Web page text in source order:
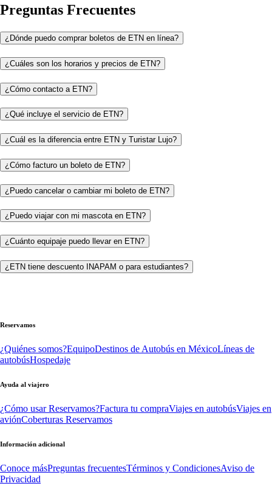
Preguntas Frecuentes
¿Dónde puedo comprar boletos de ETN en línea?
¿Cuáles son los horarios y precios de ETN?
¿Cómo contacto a ETN?
¿Qué incluye el servicio de ETN?
¿Cuál es la diferencia entre ETN y Turistar Lujo?
¿Cómo facturo un boleto de ETN?
¿Puedo cancelar o cambiar mi boleto de ETN?
¿Puedo viajar con mi mascota en ETN?
¿Cuánto equipaje puedo llevar en ETN?
¿ETN tiene descuento INAPAM o para estudiantes?
Reservamos
¿Quiénes somos?EquipoDestinos de Autobús en MéxicoLíneas de
autobúsHospedaje
Ayuda al viajero
¿Cómo usar Reservamos?Factura tu compraViajes en autobúsViajes en
aviónCoberturas Reservamos
Información adicional
Conoce másPreguntas frecuentesTérminos y CondicionesAviso de
Privacidad